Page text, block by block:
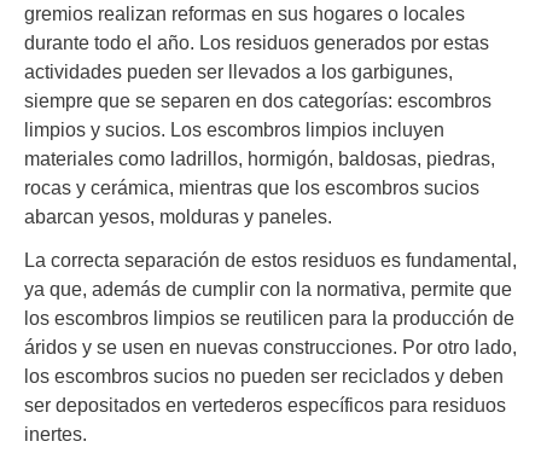
gremios realizan reformas en sus hogares o locales
durante todo el año. Los residuos generados por estas
actividades pueden ser llevados a los garbigunes,
siempre que se separen en dos categorías: escombros
limpios y sucios. Los escombros limpios incluyen
materiales como ladrillos, hormigón, baldosas, piedras,
rocas y cerámica, mientras que los escombros sucios
abarcan yesos, molduras y paneles.
La correcta separación de estos residuos es fundamental,
ya que, además de cumplir con la normativa, permite que
los escombros limpios se reutilicen para la producción de
áridos y se usen en nuevas construcciones. Por otro lado,
los escombros sucios no pueden ser reciclados y deben
ser depositados en vertederos específicos para residuos
inertes.